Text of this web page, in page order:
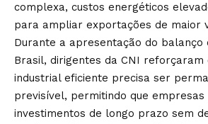
complexa, custos energéticos
para ampliar exportações de maior
Durante a apresentação do balanço
Brasil, dirigentes da CNI reforçaram
industrial eficiente precisa ser
previsível, permitindo que empresas
investimentos de longo prazo sem